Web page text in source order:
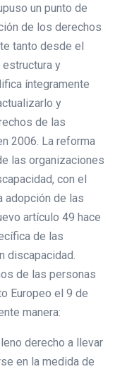
un punto de
de los derechos
tanto desde el
y
íntegramente
y
de las
2006. La reforma
las organizaciones
con el
adopción de las
artículo 49 hace
de las
discapacidad.
de las personas
Europeo el 9 de
manera:
derecho a llevar
en la medida de